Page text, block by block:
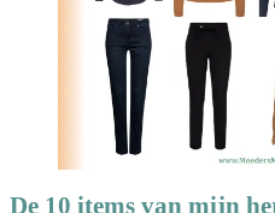
De 10 items van mijn